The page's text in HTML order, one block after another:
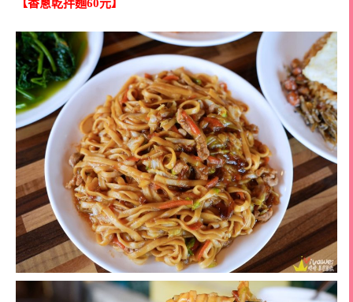
【香蔥乾拌麵60元】